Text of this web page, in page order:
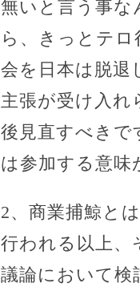
無いと言う事な
ら、きっとテ
会を日本は脱退
主張が受け入れ
後見直すべきで
は参加する意味
2、商業捕鯨と
行われる以上、
議論において検